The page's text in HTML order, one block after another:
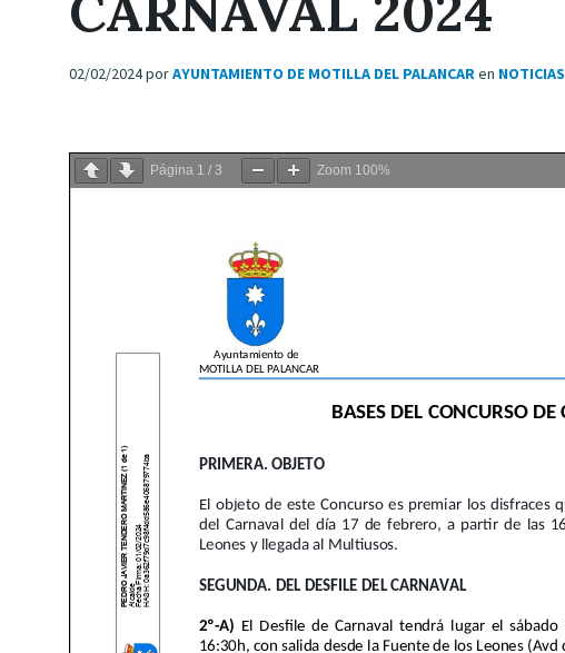
02/02/2024porAYUNTAMIENTO DE MOTILLA DEL PALANCARen NOTICIAS
Página 1 / 3 Zoom 100%